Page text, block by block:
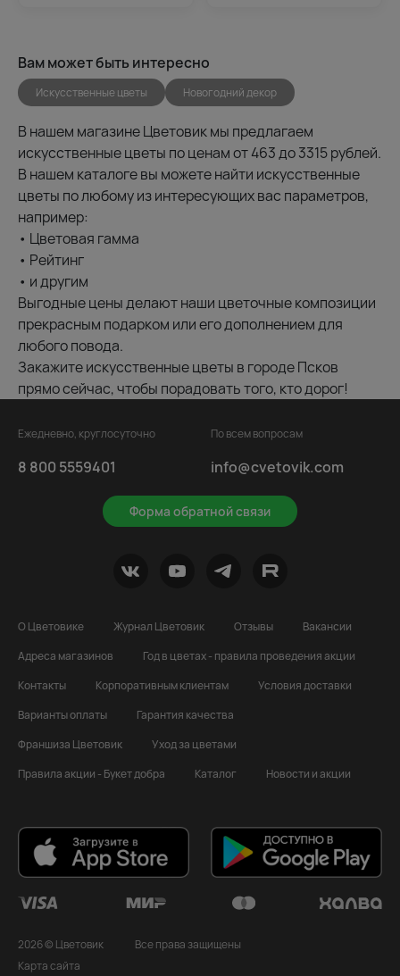
Вам может быть интересно
Искусственные цветы Новогодний декор
В нашем магазине Цветовик мы предлагаем
искусственные цветы по ценам от 463 до 3315 рублей.
В нашем каталоге вы можете найти искусственные
цветы по любому из интересующих вас параметров,
например:
• Цветовая гамма
• Рейтинг
• и другим
Выгодные цены делают наши цветочные композиции
прекрасным подарком или его дополнением для
любого повода.
Закажите искусственные цветы в городе Псков
прямо сейчас, чтобы порадовать того, кто дорог!
Ежедневно, круглосуточно
8 800 5559401
Форма обратной связи
По всем вопросам
info@cvetovik.com
О Цветовике Журнал Цветовик Отзывы
Вакансии
Адреса магазинов
Год в цветах - правила проведения акции
Контакты
Корпоративным клиентам
Условия доставки
Варианты оплаты
Гарантия качества
Франшиза Цветовик
Уход за цветами
Правила акции - Букет добра
Каталог Новости и акции
2026 © Цветовик
Все права защищены
Карта сайта